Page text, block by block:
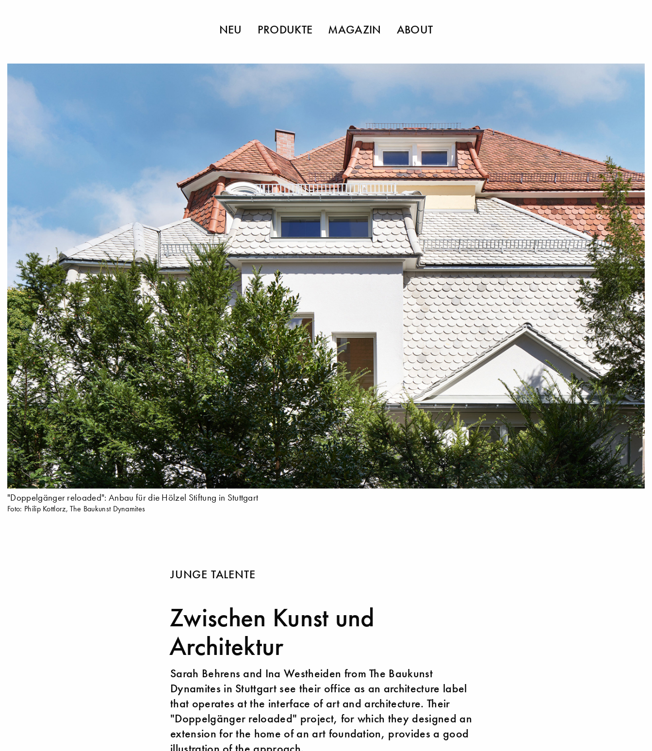
NEU PRODUKTE MAGAZIN ABOUT
"Doppelgänger reloaded": Anbau für die Hölzel Stiftung in Stuttgart
Foto: Philip Kottlorz, The Baukunst Dynamites
JUNGE TALENTE
Zwischen Kunst und
Architektur
Sarah Behrens and Ina Westheiden from The Baukunst
Dynamites in Stuttgart see their office as an architecture label
that operates at the interface of art and architecture. Their
"Doppelgänger reloaded" project, for which they designed an
extension for the home of an art foundation, provides a good